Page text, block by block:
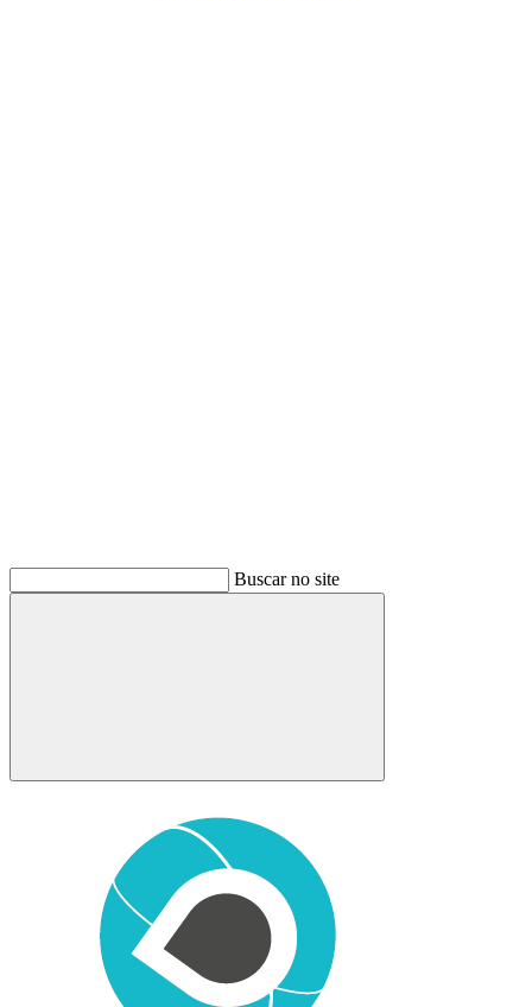
Buscar no site
Buscar